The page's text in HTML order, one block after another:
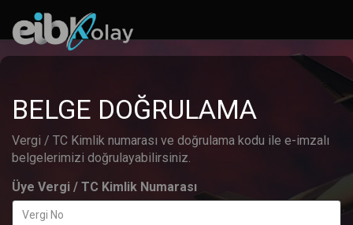
BELGE DOĞRULAMA
Vergi / TC Kimlik numarası ve doğrulama kodu ile e-imzalı
belgelerimizi doğrulayabilirsiniz.
Üye Vergi / TC Kimlik Numarası